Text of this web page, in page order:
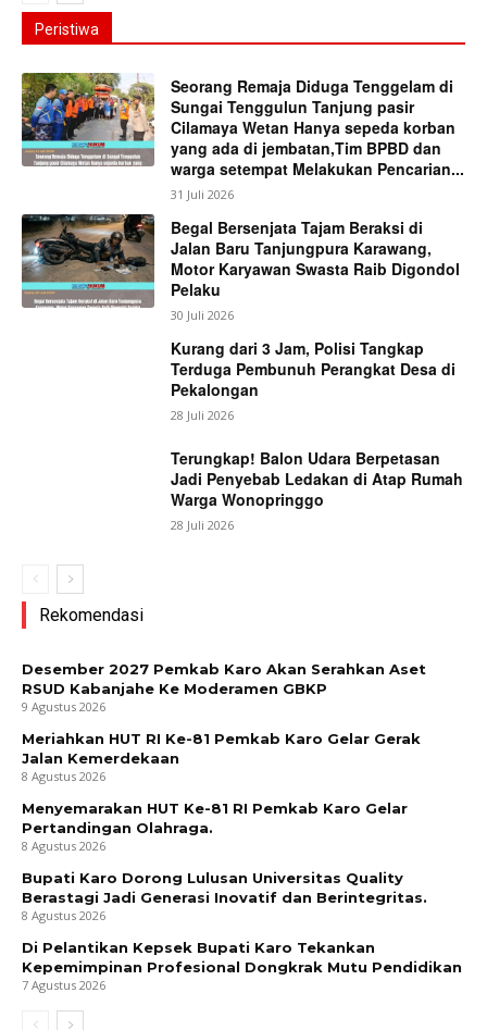
Peristiwa
Seorang Remaja Diduga Tenggelam di
Sungai Tenggulun Tanjung pasir
Cilamaya Wetan Hanya sepeda korban
yang ada di jembatan,Tim BPBD dan
warga setempat Melakukan Pencarian...
31 Juli 2026
Begal Bersenjata Tajam Beraksi di
Jalan Baru Tanjungpura Karawang,
Motor Karyawan Swasta Raib Digondol
Pelaku
30 Juli 2026
Kurang dari 3 Jam, Polisi Tangkap
Terduga Pembunuh Perangkat Desa di
Pekalongan
28 Juli 2026
Terungkap! Balon Udara Berpetasan
Jadi Penyebab Ledakan di Atap Rumah
Warga Wonopringgo
28 Juli 2026
Rekomendasi
Desember 2027 Pemkab Karo Akan Serahkan Aset
RSUD Kabanjahe Ke Moderamen GBKP
9 Agustus 2026
Meriahkan HUT RI Ke-81 Pemkab Karo Gelar Gerak
Jalan Kemerdekaan
8 Agustus 2026
Menyemarakan HUT Ke-81 RI Pemkab Karo Gelar
Pertandingan Olahraga.
8 Agustus 2026
Bupati Karo Dorong Lulusan Universitas Quality
Berastagi Jadi Generasi Inovatif dan Berintegritas.
8 Agustus 2026
Di Pelantikan Kepsek Bupati Karo Tekankan
Kepemimpinan Profesional Dongkrak Mutu Pendidikan
7 Agustus 2026